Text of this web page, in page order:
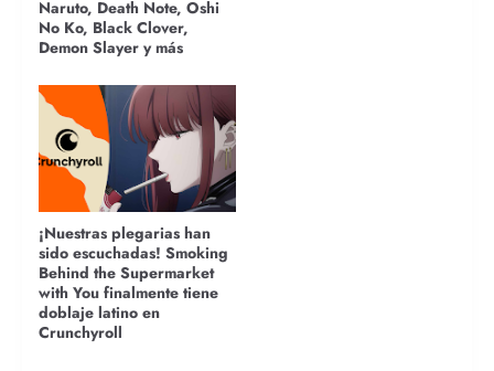
Naruto, Death Note, Oshi
No Ko, Black Clover,
Demon Slayer y más
¡Nuestras plegarias han
sido escuchadas! Smoking
Behind the Supermarket
with You finalmente tiene
doblaje latino en
Crunchyroll